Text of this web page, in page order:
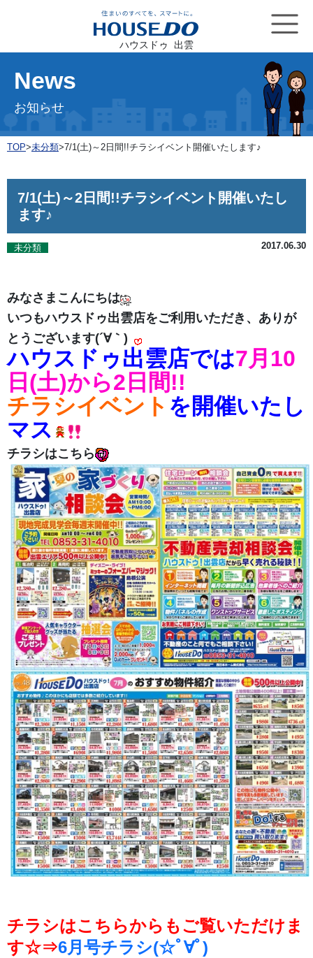
ハウスドゥ 出雲
News
お知らせ
TOP>未分類>7/1(土)～2日間!!チラシイベント開催いたします♪
7/1(土)～2日間!!チラシイベント開催いたし
ます♪
未分類 2017.06.30
みなさまこんにちは
いつもハウスドゥ出雲店をご利用いただき、ありが
とうございます(´∀｀)
ハウスドゥ出雲店では7月10
日(土)から2日間!!
チラシイベント を開催いたし
マス
チラシはこちら
チラシはこちらからもご覧いただけま
す☆⇒6月号チラシ(☆ﾟ∀ﾟ)